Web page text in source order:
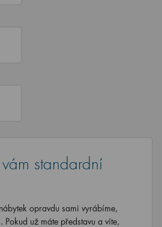
standardní
opravdu sami vyrábíme,
Pokud už máte představu a víte,